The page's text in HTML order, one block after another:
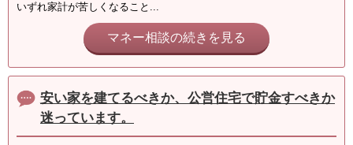
いずれ家計が苦しくなること...
マネー相談の続きを見る
安い家を建てるべきか、公営住宅で貯金すべきか
迷っています。